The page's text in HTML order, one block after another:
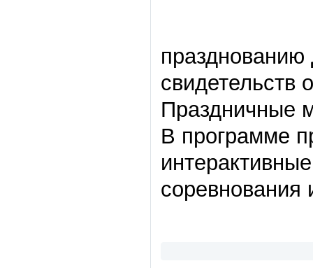
свидетельств
Праздничные
В программе
соревнования